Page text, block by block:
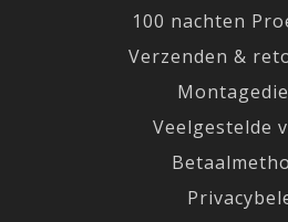
100 nachten
Verzenden &
Veelgestelde